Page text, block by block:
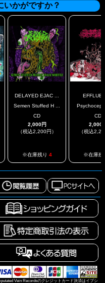
いかがですか？
DELAYED EJAC ...
Semen Stuffed H ...
CD
2,000円
（税込2,200円）
※在庫残り 4
CD
2,000
（税込
※在庫残
Vein Recordsのクレジットカード決済はイプシ